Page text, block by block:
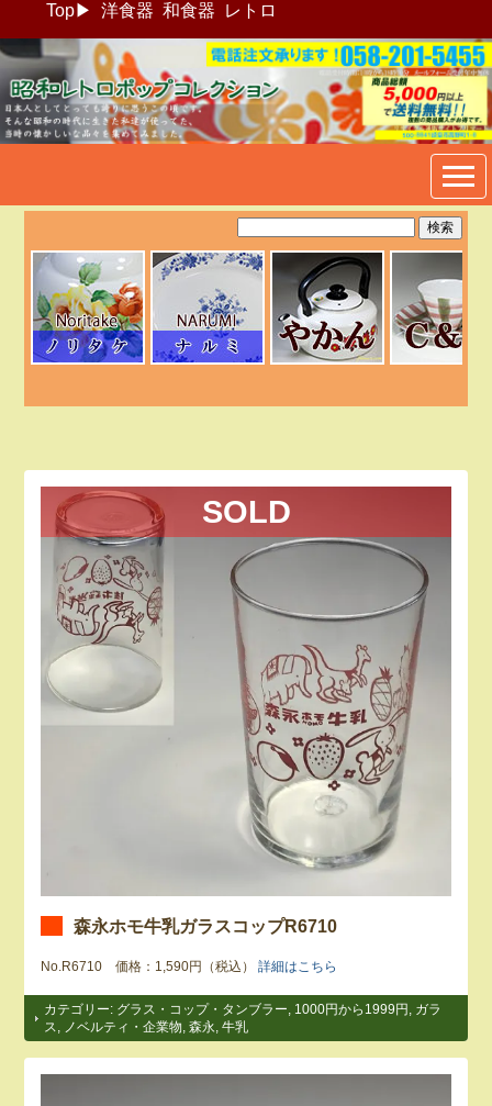
Top▶ 洋食器 和食器 レトロ
昭和レトロポップ食器生活雑
貨通販＠フリマート
SOLD
森永ホモ牛乳ガラスコップR6710
No.R6710 価格：1,590円（税込）詳細はこちら
カテゴリー: グラス・コップ・タンブラー 1000円から1999円
ガラ
ス
ノベルティ・企業物 ,森永 ,牛乳